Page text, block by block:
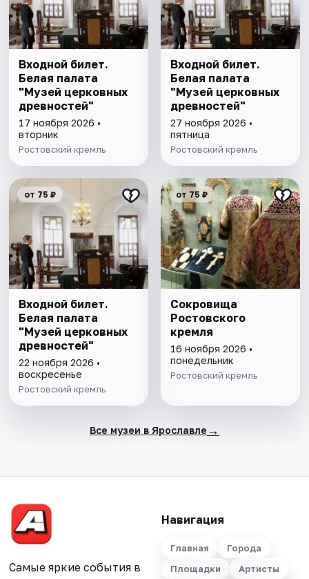
Входной билет.
Белая палата
"Музей церковных
древностей"
17 ноября 2026 •
вторник
Ростовский кремль
Входной билет.
Белая палата
"Музей церковных
древностей"
27 ноября 2026 •
пятница
Ростовский кремль
от 75 ₽
Входной билет.
Белая палата
"Музей церковных
древностей"
22 ноября 2026 •
воскресенье
Ростовский кремль
от 75 ₽
Сокровища
Ростовского
кремля
16 ноября 2026 •
понедельник
Ростовский кремль
Все музеи в Ярославле →
Самые яркие события в
Навигация
Главная
Города
Площадки
Артисты